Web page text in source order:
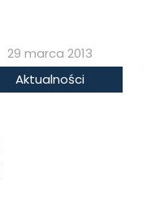
29 marca 2013
Aktualności